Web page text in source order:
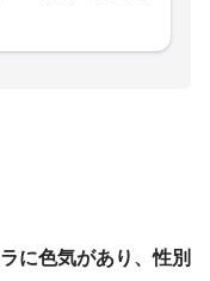
に色気があり、性別